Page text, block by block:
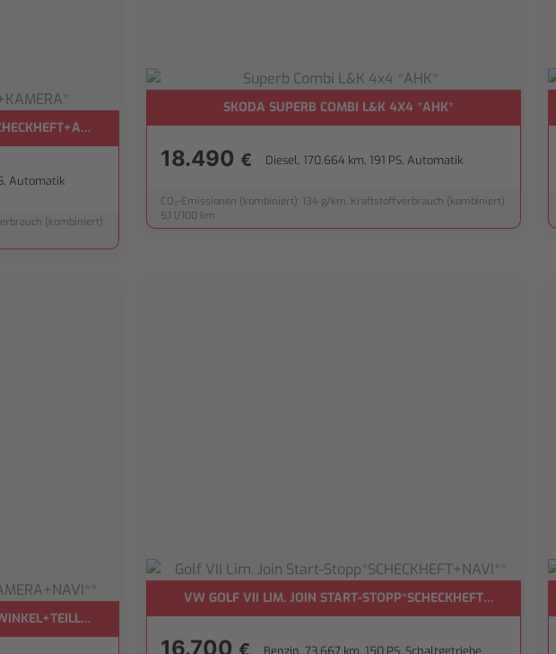
Automatik
(kombiniert):
SKODA SUPERB COMBI L&K 4X4 *AHK*
18.490 € Diesel, 170.664 km, 191 PS, Automatik
CO₂-Emissionen (kombiniert): 134 g/km, Kraftstoffverbrauch (kombiniert):
5,1 l/100 km
VW GOLF VII LIM. JOIN START-STOPP*SCHECKHEFT+NAVI**
16.700 Benzin, 73.667 km, 150 PS, Schaltgetriebe